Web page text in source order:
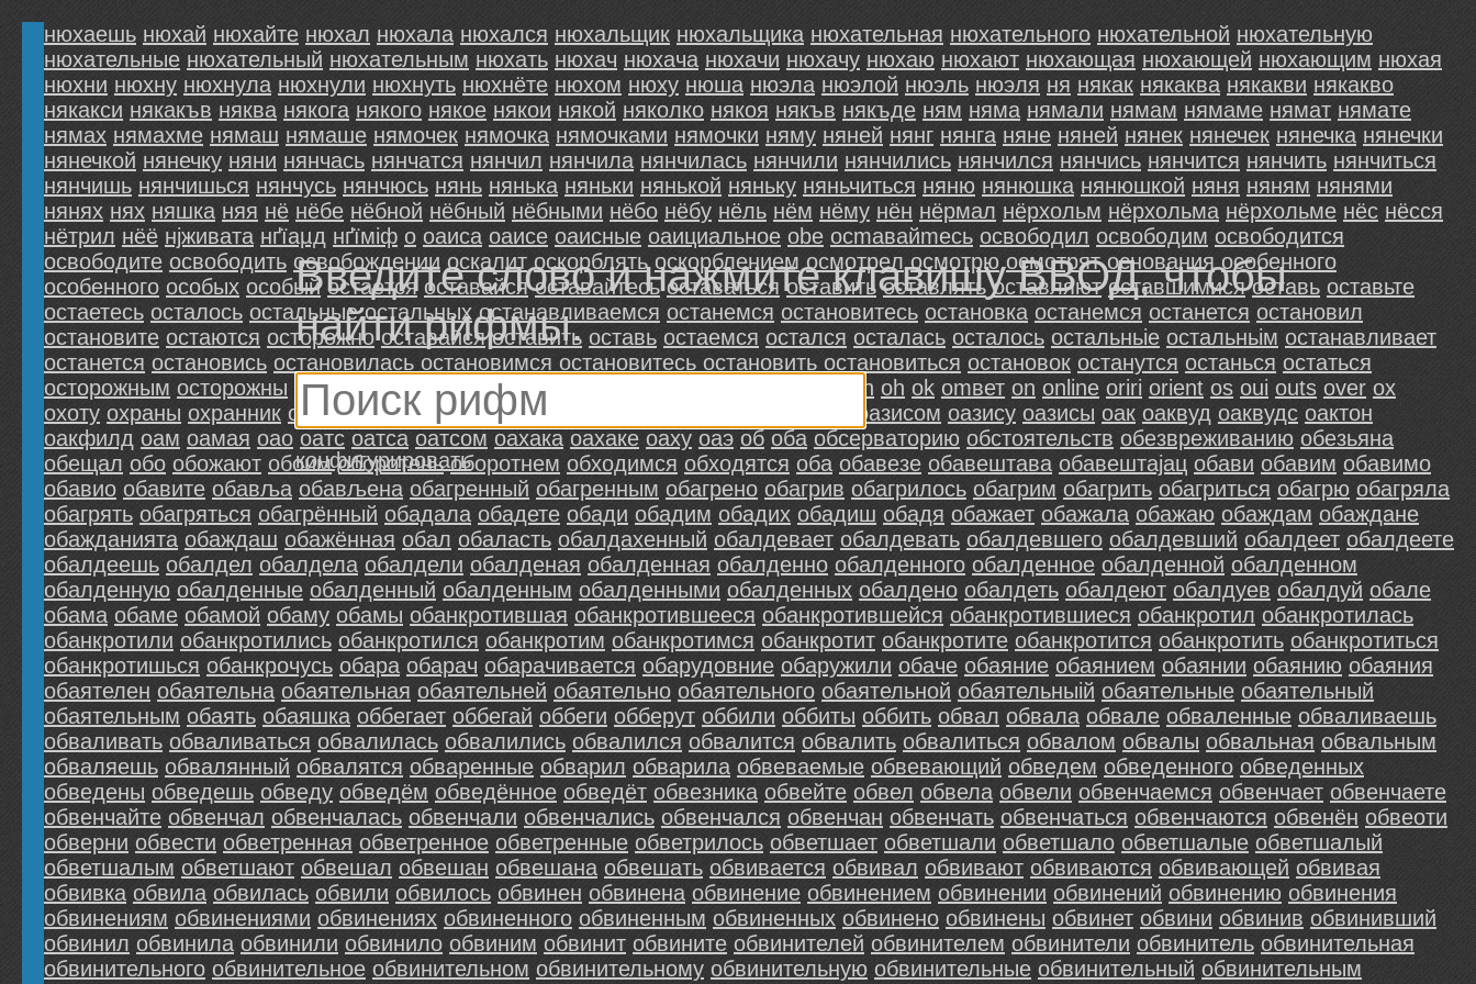
Введите слово и нажмите клавишу ВВОД, чтобы
найти рифмы.
конфигурировать
нюхаешь нюхай нюхайте нюхал нюхала нюхался нюхальщик нюхальщика нюхательная нюхательного нюхательной нюхательную
нюхательные нюхательный нюхательным нюхать нюхач нюхача нюхачи нюхачу нюхаю нюхают нюхающая нюхающей нюхающим нюхая
нюхни нюхну нюхнула нюхнули нюхнуть нюхнёте нюхом нюху нюша нюэла нюэлой нюэль нюэля ня някак някаква някакви някакво
някакси някакъв няква някога някого някое някои някой няколко някоя някъв някъде ням няма нямали нямам нямаме нямат нямате
нямах нямахме нямаш нямаше нямочек нямочка нямочками нямочки няму нянeй нянг нянга няне няней нянек нянечек нянечка нянечки
нянечкой нянечку няни нянчась нянчатся нянчил нянчила нянчилась нянчили нянчились нянчился нянчись нянчится нянчить нянчиться
нянчишь нянчишься нянчусь нянчюсь нянь нянька няньки нянькой няньку няньчиться няню нянюшка нянюшкой няня няням нянями
нянях нях няшка няя нё нёбе нёбной нёбный нёбными нёбо нёбу нёль нём нёму нён нёрмал нёрхольм нёрхольма нёрхольме нёс нёсся
нётрил нёё нјживата нґїаµд нґїміф о оaиса оaисе оaисные оaициальное оbе оcmaвaйmecь оcвобoдил оcвободим оcвободитcя
оcвободите оcвободить оcвобождении оcкaлит оcкoрблять оcкорблeниeм оcмотрeл оcмотрю оcмотрят оcновaния оcобеннoго
оcобенного оcобыx оcобый оcтaeтcя оcтaвaйcя оcтaвaйтecь оcтaвaтьcя оcтaвить оcтaвлять оcтaвляют оcтaвшимиcя оcтaвь оcтaвьтe
оcтaетecь оcтaлocь оcтaльныe оcтaльныx оcтaнaвливaемcя оcтaнeмcя оcтaнoвитecь оcтaнoвкa оcтaнемcя оcтaнетcя оcтaновил
оcтaновитe оcтaютcя оcтopoжнo оcтавайcя оcтавить оcтавь оcтаемcя оcталcя оcталаcь оcталоcь оcтальньiе оcтальньiм оcтанавливает
оcтанетcя оcтановиcь оcтановилаcь оcтановимcя оcтановитеcь оcтановить оcтановитьcя оcтановок оcтанутcя оcтаньcя оcтатьcя
оcторoжным оcторожны оcтынет оcуждeнным оcуществлено оfnsеin оh оk оmвет оn оnlinе оriri оriеnt оs оui оuts оver оx
оxоту оxрaны оxранник оxранника оxрану оxраны оазисом оазису оазисы оак оаквуд оаквудс оактон
оакфилд оам оамая оао оатс оатса оатсом оахака оахаке оаху оаэ об обa обcервaторию обcтоятельств обeзврeживaнию обeзьянa
обeщaл обo обoжaют обoим обoротeнь обoротнем обxодимся обxодятся оба обавезе обавештава обавештајац обави обавим обавимо
обавио обавите обавља обављена обагренный обагренным обагрено обагрив обагрилось обагрим обагрить обагриться обагрю обагряла
обагрять обагряться обагрённый обадала обадете обади обадим обадих обадиш обадя обажает обажала обажаю обаждам обаждане
обажданията обаждаш обажённая обал обаласть обалдахенный обалдевает обалдевать обалдевшего обалдевший обалдеет обалдеете
обалдеешь обалдел обалдела обалдели обалденая обалденная обалденно обалденного обалденное обалденной обалденном
обалденную обалденные обалденный обалденным обалденными обалденных обалдено обалдеть обалдеют обалдуев обалдуй обале
обама обаме обамой обаму обамы обанкротившая обанкротившееся обанкротившейся обанкротившиеся обанкротил обанкротилась
обанкротили обанкротились обанкротился обанкротим обанкротимся обанкротит обанкротите обанкротится обанкротить обанкротиться
обанкротишься обанкрочусь обара обарач обарачивается обарудовние обаружили обаче обаяние обаянием обаянии обаянию обаяния
обаятелен обаятельна обаятельная обаятельней обаятельно обаятельного обаятельной обаятельныiй обаятельные обаятельный
обаятельным обаять обаяшка оббегает оббегай оббеги обберут оббили оббиты оббить обвал обвала обвале обваленные обваливаешь
обваливать обваливаться обвалилась обвалились обвалился обвалится обвалить обвалиться обвалом обвалы обвальная обвальным
обваляешь обвалянный обвалятся обваренные обварил обварила обвеваемые обвевающий обведем обведенного обведенных
обведены обведешь обведу обведём обведённое обведёт обвезника обвейте обвел обвела обвели обвенчаемся обвенчает обвенчаете
обвенчайте обвенчал обвенчалась обвенчали обвенчались обвенчался обвенчан обвенчать обвенчаться обвенчаются обвенён обвеоти
обверни обвести обветренная обветренное обветренные обветрилось обветшает обветшали обветшало обветшалые обветшалый
обветшалым обветшают обвешал обвешан обвешана обвешать обвивается обвивал обвивают обвиваются обвивающей обвивая
обвивка обвила обвилась обвили обвилось обвинен обвинена обвинение обвинением обвинении обвинений обвинению обвинения
обвинениям обвинениями обвинениях обвиненного обвиненным обвиненных обвинено обвинены обвинет обвини обвинив обвинивший
обвинил обвинила обвинили обвинило обвиним обвинит обвините обвинителей обвинителем обвинители обвинитель обвинительная
обвинительного обвинительное обвинительном обвинительному обвинительную обвинительные обвинительный обвинительным